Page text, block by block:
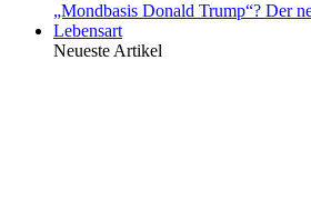
„Mondbasis Donald Trump“? Der
Lebensart
Neueste Artikel